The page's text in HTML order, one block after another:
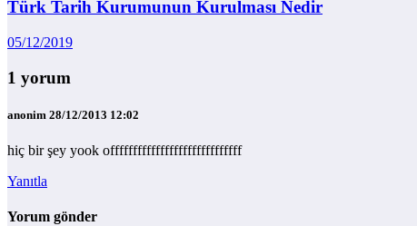
Türk Tarih Kurumunun Kurulması Nedir
05/12/2019
1 yorum
anonim 28/12/2013 12:02
hiç bir şey yook offfffffffffffffffffffffffffff
Yanıtla
Yorum gönder